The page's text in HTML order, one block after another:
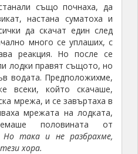
също почнаха, да
настана суматоха и
да скачат един след
много се уплаших, с
реакция. Но после се
лодки правят същото, но
водата. Предположихме,
всеки, който скачаше,
мрежа, и се завъртаха в
мрежата на лодката,
половината от
Но така и не разбрахме,
хора.